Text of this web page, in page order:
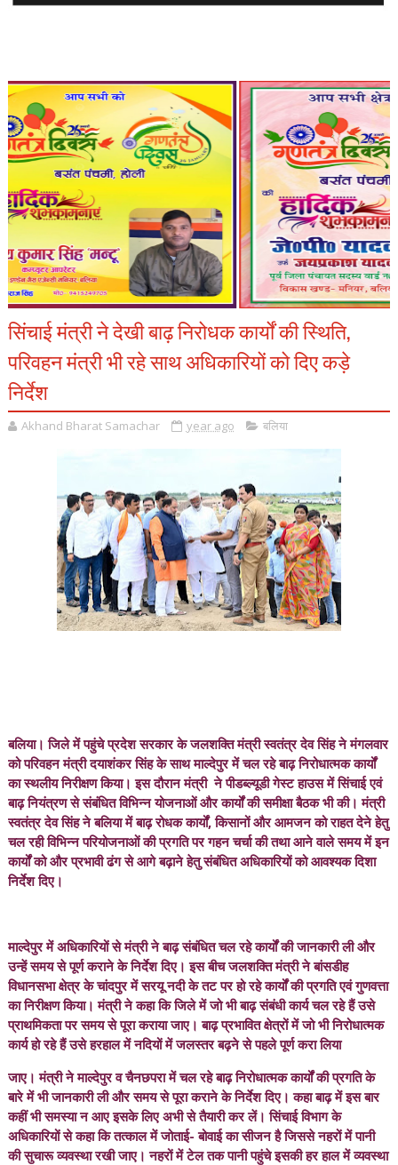
सिंचाई मंत्री ने देखी बाढ़ निरोधक कार्यों की स्थिति,
परिवहन मंत्री भी रहे साथ अधिकारियों को दिए कड़े
निर्देश
Akhand Bharat Samachar year ago बलिया
बलिया। जिले में पहुंचे प्रदेश सरकार के जलशक्ति मंत्री स्वतंत्र देव सिंह ने मंगलवार
को परिवहन मंत्री दयाशंकर सिंह के साथ माल्देपुर में चल रहे बाढ़ निरोधात्मक कार्यों
का स्थलीय निरीक्षण किया। इस दौरान मंत्री ने पीडब्ल्यूडी गेस्ट हाउस में सिंचाई एवं
बाढ़ नियंत्रण से संबंधित विभिन्न योजनाओं और कार्यों की समीक्षा बैठक भी की। मंत्री
स्वतंत्र देव सिंह ने बलिया में बाढ़ रोधक कार्यों, किसानों और आमजन को राहत देने हेतु
चल रही विभिन्न परियोजनाओं की प्रगति पर गहन चर्चा की तथा आने वाले समय में इन
कार्यों को और प्रभावी ढंग से आगे बढ़ाने हेतु संबंधित अधिकारियों को आवश्यक दिशा
निर्देश दिए।
माल्देपुर में अधिकारियों से मंत्री ने बाढ़ संबंधित चल रहे कार्यों की जानकारी ली और
उन्हें समय से पूर्ण कराने के निर्देश दिए। इस बीच जलशक्ति मंत्री ने बांसडीह
विधानसभा क्षेत्र के चांदपुर में सरयू नदी के तट पर हो रहे कार्यों की प्रगति एवं गुणवत्ता
का निरीक्षण किया। मंत्री ने कहा कि जिले में जो भी बाढ़ संबंधी कार्य चल रहे हैं उसे
प्राथमिकता पर समय से पूरा कराया जाए। बाढ़ प्रभावित क्षेत्रों में जो भी निरोधात्मक
कार्य हो रहे हैं उसे हरहाल में नदियों में जलस्तर बढ़ने से पहले पूर्ण करा लिया
जाए। मंत्री ने माल्देपुर व चैनछपरा में चल रहे बाढ़ निरोधात्मक कार्यों की प्रगति के
बारे में भी जानकारी ली और समय से पूरा कराने के निर्देश दिए। कहा बाढ़ में इस बार
कहीं भी समस्या न‌ आए इसके लिए अभी से तैयारी कर लें। सिंचाई विभाग के
अधिकारियों से कहा कि तत्काल में जोताई- बोवाई का सीजन है जिससे नहरों में पानी
की सुचारू व्यवस्था रखी जाए। नहरों में टेल तक पानी पहुंचे इसकी हर हाल में व्यवस्था